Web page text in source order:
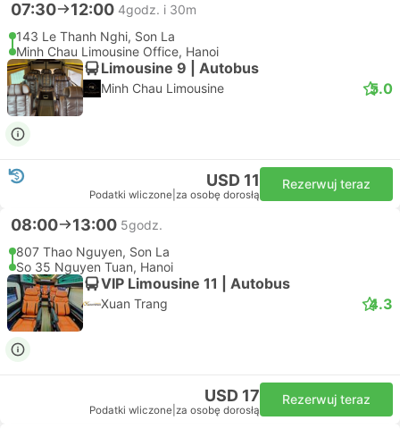
07:30 12:00 4godz. i 30m
143 Le Thanh Nghi, Son La
Minh Chau Limousine Office, Hanoi
Limousine 9 | Autobus
Minh Chau Limousine 5.0
USD 11
Podatki wliczone za osobę dorosłą
Rezerwuj teraz
08:00 13:00 5godz.
807 Thao Nguyen, Son La
So 35 Nguyen Tuan, Hanoi
VIP Limousine 11 | Autobus
Xuan Trang 4.3
USD 17
Podatki wliczone za osobę dorosłą
Rezerwuj teraz